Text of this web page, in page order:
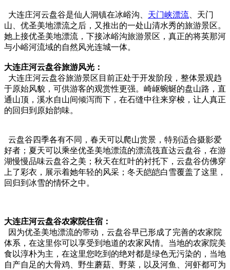
大连庄河云盘谷是仙人洞镇在冰峪沟、 天门峡漂流 、天门
山、优圣美地漂流之后，又推出的一处山清水秀的旅游景区。
她上接优圣美地漂流，下接冰峪沟旅游景区，真正的将英那河
与小峪河流域的自然风光连城一体。
大连庄河云盘谷旅游风光：
大连庄河云盘谷旅游景区目前正处于开发阶段，整体景观趋
于原始风貌，可供游客的观赏性更强。崎岖蜿蜒的盘山路，直
通山顶，溪水自山间倾泻而下，在石缝中往来穿梭，让人真正
的回归到原始韵味。
云盘谷四季各有不同，春天可以爬山赏景，特别适合摄影爱
好者；夏天可以乘坐优圣美地漂流的漂流筏直达云盘谷，在游
湖慢慢品味云盘谷之美；秋天在红叶的衬托下，云盘谷仿佛穿
上了彩衣，展示着她年轻的风采；冬天皑皑白雪覆盖了这里，
回归到冰雪的情怀之中。
大连庄河云盘谷农家院住宿：
因为优圣美地漂流的带动，云盘谷早已形成了完善的农家院
体系，在这里你可以享受到地道的农家风情。当地的农家院美
食以淳朴为主，在这里您吃到的绝对都是绿色无污染的，当地
自产自足的大骨鸡、野生蘑菇、野菜，以及河鱼、河虾都可为